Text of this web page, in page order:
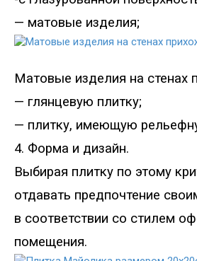
— матовые изделия;
Матовые изделия на стенах
— глянцевую плитку;
— плитку, имеющую
4. Форма и дизайн.
Выбирая плитку по этому
отдавать предпочтение
в соответствии со стилем
помещения.